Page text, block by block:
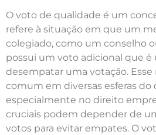
O voto de qualidade é um
refere à situação em que um
colegiado, como um conselho
possui um voto adicional que é
desempatar uma votação.
comum em diversas esferas do
especialmente no direito
cruciais podem depender de
votos para evitar empates. O